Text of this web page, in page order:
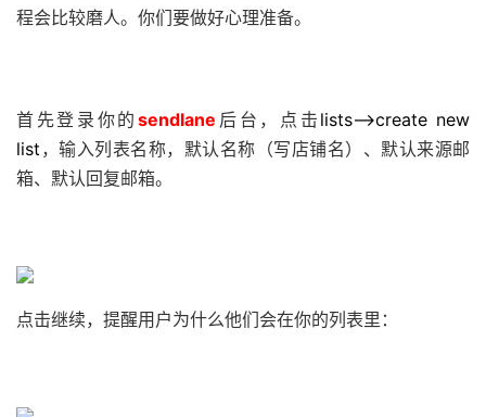
程会比较磨人。你们要做好心理准备。
首先登录你的sendlane 后台，点击 lists–>create new
list ，输入列表名称，默认名称（写店铺名）、默认来源邮
箱、默认回复邮箱。
点击继续，提醒用户为什么他们会在你的列表里：